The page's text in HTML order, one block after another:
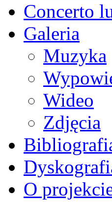
Concerto
Galeria
Muzyka
Wideo
Zdjęcia
O